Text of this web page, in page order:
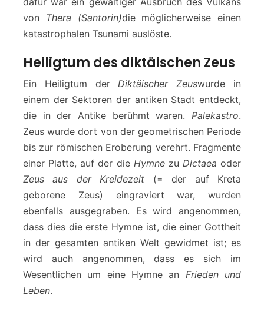
von
Thera (Santorin)die möglicherweise einen
katastrophalen Tsunami auslöste.
Heiligtum des diktäischen Zeus
Ein Heiligtum der Diktäischer Zeuswurde in
einem der Sektoren der antiken Stadt entdeckt,
die in der Antike berühmt waren. Palekastro.
Zeus wurde dort von der geometrischen Periode
bis zur römischen Eroberung verehrt. Fragmente
einer Platte, auf der die Hymnezu Dictaea oder
Zeus aus der Kreidezeit (= der auf Kreta
geborene Zeus) eingraviert war, wurden
ebenfalls ausgegraben. Es wird angenommen,
dass dies die erste Hymne ist, die einer Gottheit
in der gesamten antiken Welt gewidmet ist; es
wird auch angenommen, dass es sich im
Wesentlichen um eine Hymne an Frieden und
Leben.